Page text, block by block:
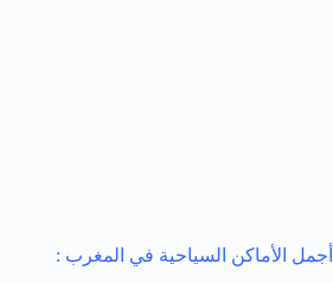
أجمل الأماكن السياحية في المغرب :